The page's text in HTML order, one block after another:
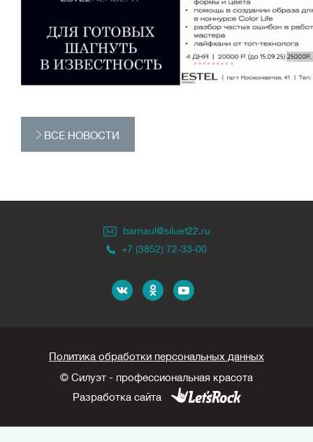
ВСЕ НОВОСТИ
barnaul@siluet22.ru
+7 (3852) 72-33-00
Политика обработки персональных данных
© Силуэт - профессиональная красота
Разработка сайта